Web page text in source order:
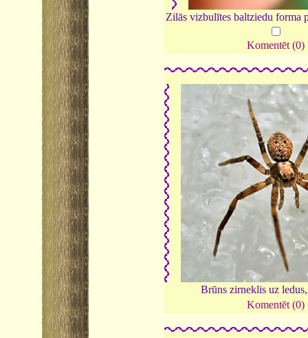
Zilās vizbulītes baltziedu forma
Komentēt (0)
Brūns zirneklis uz
Komentēt (0)